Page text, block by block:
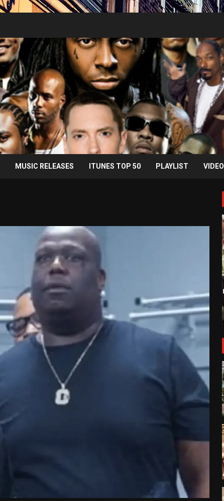
MUSIC RELEASES ITUNES TOP 50 PLAYLIST VIDEO
Taylor Swift officieel getrouwd met Travis
Kelce